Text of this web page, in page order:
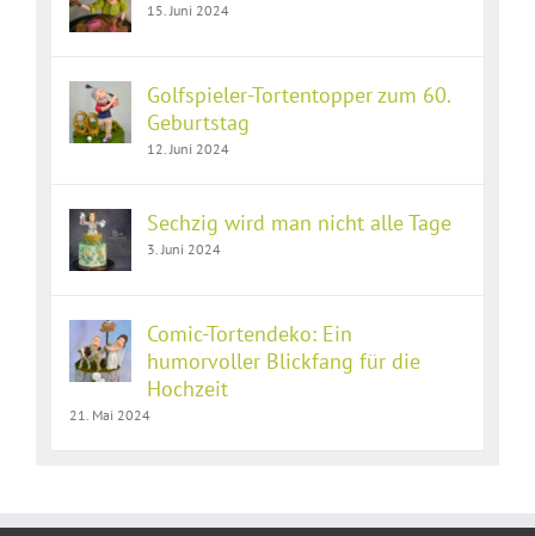
15. Juni 2024
Golfspieler-Tortentopper zum 60.
Geburtstag
12. Juni 2024
Sechzig wird man nicht alle Tage
3. Juni 2024
Comic-Tortendeko: Ein
humorvoller Blickfang für die
Hochzeit
21. Mai 2024